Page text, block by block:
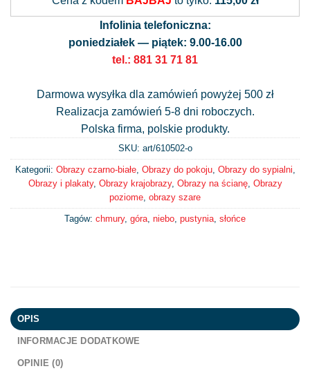
Infolinia telefoniczna:
poniedziałek — piątek: 9.00-16.00
tel.: 881 31 71 81
Darmowa wysyłka dla zamówień powyżej 500 zł
Realizacja zamówień 5-8 dni roboczych.
Polska firma, polskie produkty.
SKU: art/610502-o
Kategorii: Obrazy czarno-białe, Obrazy do pokoju, Obrazy do sypialni
Obrazy i plakaty, Obrazy krajobrazy, Obrazy na ścianę, Obrazy
poziome obrazy szare
Tagów: chmury, góra niebo pustynia słońce
OPIS
INFORMACJE DODATKOWE
OPINIE (0)